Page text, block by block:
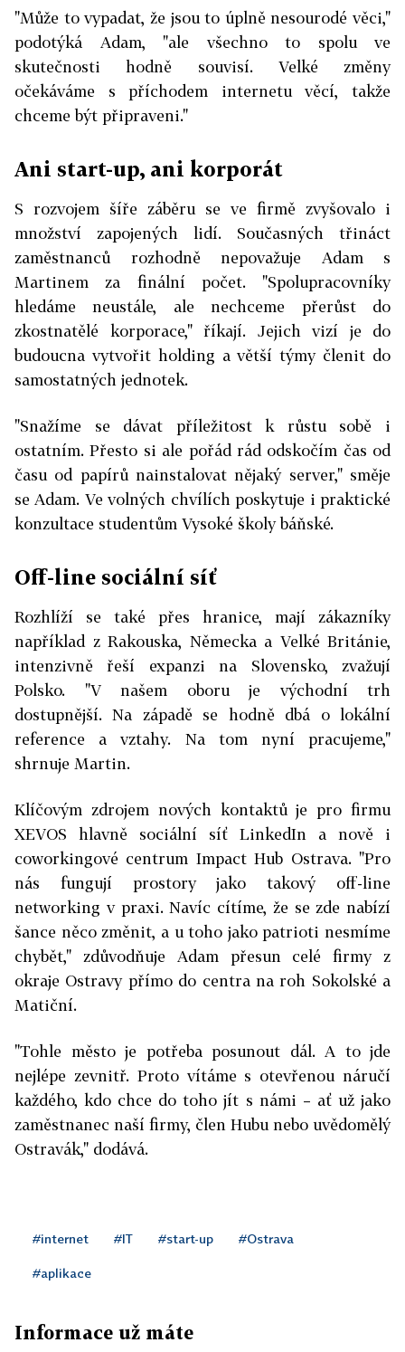
"Může to vypadat, že jsou to úplně nesourodé věci,"
podotýká Adam, "ale všechno to spolu ve
skutečnosti hodně souvisí. Velké změny
očekáváme s příchodem internetu věcí, takže
chceme být připraveni."
Ani start-up, ani korporát
S rozvojem šíře záběru se ve firmě zvyšovalo i
množství zapojených lidí. Současných třináct
zaměstnanců rozhodně nepovažuje Adam s
Martinem za finální počet. "Spolupracovníky
hledáme neustále, ale nechceme přerůst do
zkostnatělé korporace," říkají. Jejich vizí je do
budoucna vytvořit holding a větší týmy členit do
samostatných jednotek.
"Snažíme se dávat příležitost k růstu sobě i
ostatním. Přesto si ale pořád rád odskočím čas od
času od papírů nainstalovat nějaký server," směje
se Adam. Ve volných chvílích poskytuje i praktické
konzultace studentům Vysoké školy báňské.
Off-line sociální síť
Rozhlíží se také přes hranice, mají zákazníky
například z Rakouska, Německa a Velké Británie,
intenzivně řeší expanzi na Slovensko, zvažují
Polsko. "V našem oboru je východní trh
dostupnější. Na západě se hodně dbá o lokální
reference a vztahy. Na tom nyní pracujeme,"
shrnuje Martin.
Klíčovým zdrojem nových kontaktů je pro firmu
XEVOS hlavně sociální síť LinkedIn a nově i
coworkingové centrum Impact Hub Ostrava. "Pro
nás fungují prostory jako takový off-line
networking v praxi. Navíc cítíme, že se zde nabízí
šance něco změnit, a u toho jako patrioti nesmíme
chybět," zdůvodňuje Adam přesun celé firmy z
okraje Ostravy přímo do centra na roh Sokolské a
Matiční.
"Tohle město je potřeba posunout dál. A to jde
nejlépe zevnitř. Proto vítáme s otevřenou náručí
každého, kdo chce do toho jít s námi – ať už jako
zaměstnanec naší firmy, člen Hubu nebo uvědomělý
Ostravák," dodává.
#internet #IT #start-up #Ostrava
#aplikace
Informace už máte